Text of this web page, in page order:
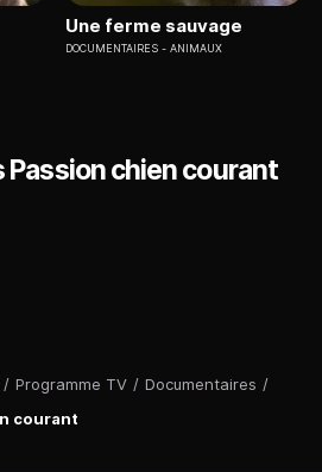
/ Programme TV / Documentaires /
courant
Une ferme sauvage
DOCUMENTAIRES ANIMAUX
chien courant